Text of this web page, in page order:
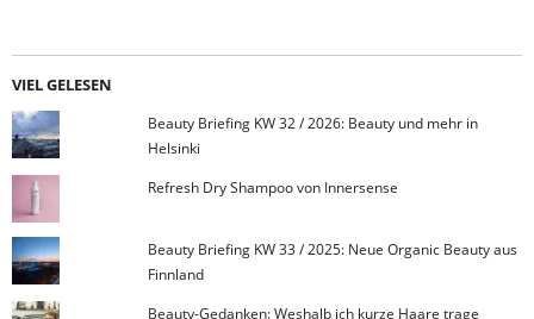
VIEL GELESEN
Beauty Briefing KW 32 / 2026: Beauty und mehr in
Helsinki
Refresh Dry Shampoo von Innersense
Beauty Briefing KW 33 / 2025: Neue Organic Beauty aus
Finnland
Beauty-Gedanken: Weshalb ich kurze Haare trage